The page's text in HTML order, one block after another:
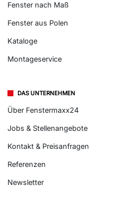
Fenster nach Maß
Fenster aus Polen
Kataloge
Montageservice
DAS UNTERNEHMEN
Über Fenstermaxx24
Jobs & Stellenangebote
Kontakt & Preisanfragen
Referenzen
Newsletter